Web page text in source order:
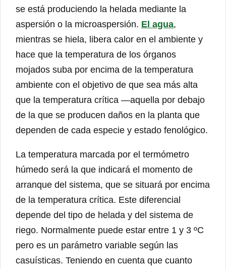
se está produciendo la helada mediante la
aspersión o la microaspersión. El agua,
mientras se hiela, libera calor en el ambiente y
hace que la temperatura de los órganos
mojados suba por encima de la temperatura
ambiente con el objetivo de que sea más alta
que la temperatura crítica —aquella por debajo
de la que se producen daños en la planta que
dependen de cada especie y estado fenológico.
La temperatura marcada por el termómetro
húmedo será la que indicará el momento de
arranque del sistema, que se situará por encima
de la temperatura crítica. Este diferencial
depende del tipo de helada y del sistema de
riego. Normalmente puede estar entre 1 y 3 ºC
pero es un parámetro variable según las
casuísticas. Teniendo en cuenta que cuanto